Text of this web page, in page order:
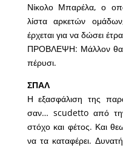
Νίκολο Μπαρέλα, ο
λίστα αρκετών
έρχεται για να δώσει
ΠΡΟΒΛΕΨΗ: Μάλλον θα
πέρυσι.
ΣΠΑΛ
Η εξασφάλιση της
σαν… scudetto από
στόχο και φέτος. Και
να τα καταφέρει.